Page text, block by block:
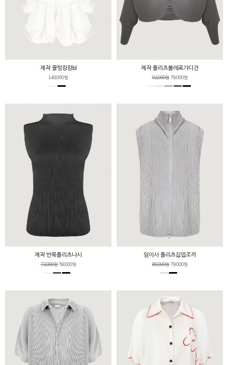
제작 꿀렁캉캉bl
148,000원
제작 플리츠볼레로가디건
92,000원79,000원
제작 반목플리츠나시
72,000원59,000원
임이사 플리츠집업조끼
89,000원79,000원